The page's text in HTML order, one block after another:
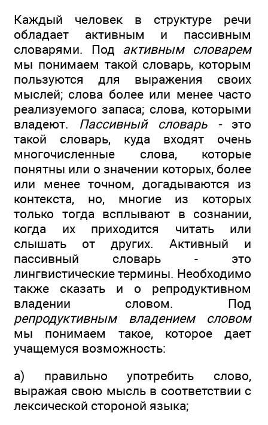
Каждый человек в структуре речи
обладает активным и пассивным
словарями. Под активным словарем
мы понимаем такой словарь, которым
пользуются для выражения своих
мыслей; слова более или менее часто
реализуемого запаса; слова, которыми
владеют. Пассивный словарь -это
такой словарь, куда входят очень
многочисленные слова, которые
понятны или о значении которых, более
или менее точном, догадываются из
контекста, но, многие из которых
только тогда всплывают в сознании,
когда их приходится читать или
слышать от других. Активный и
пассивный словарь - это
лингвистические термины. Необходимо
также сказать и о репродуктивном
владении словом. Под
репродуктивным владением словом
мы понимаем такое, которое дает
учащемуся возможность:
а) правильно употребить слово,
выражая свою мысль в соответствии с
лексической стороной языка;